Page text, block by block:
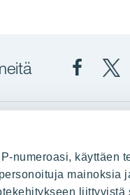
numeroasi, käyttäen
mainoksia
liittyvistä
YITYIT